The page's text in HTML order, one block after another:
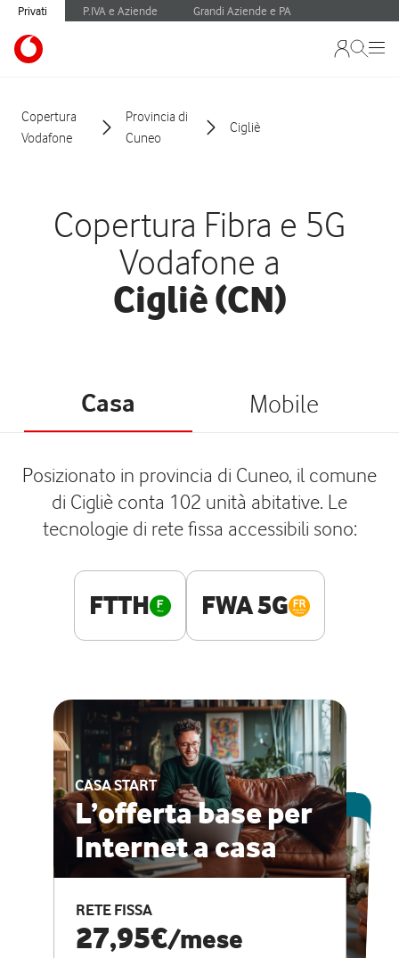
Privati P.IVA e Aziende Grandi Aziende e PA
Copertura
Vodafone
Provincia di
Cuneo
Cigliè
Copertura Fibra e 5G
Vodafone a
Cigliè (CN)
Casa Mobile
Posizionato in provincia di Cuneo, il comune
di Cigliè conta 102 unità abitative. Le
tecnologie di rete fissa accessibili sono:
FTTH FWA 5G
CASA START
L’offerta base per
Internet a casa
RETE FISSA
27,95€/mese
ESCLUSIVA ONLINE
CASA PRO
Internet veloce e
vantaggi speciali